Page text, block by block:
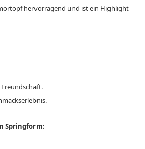
hervorragend und ist ein Highlight
Springform: